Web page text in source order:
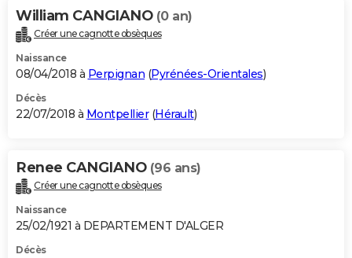
William CANGIANO (0 an)
Créer une cagnotte obsèques
Naissance
08/04/2018 à Perpignan (Pyrénées-Orientales)
Décès
22/07/2018 à Montpellier(Hérault)
Renee CANGIANO (96 ans)
Créer une cagnotte obsèques
Naissance
25/02/1921 à DEPARTEMENT D'ALGER
Décès